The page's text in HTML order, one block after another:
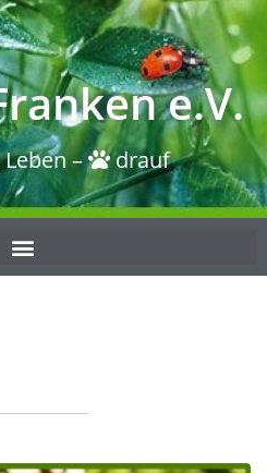
e.V.
– drauf